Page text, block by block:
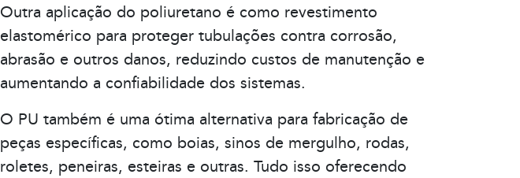
Outra aplicação do poliuretano é como revestimento
elastomérico para proteger tubulações contra corrosão,
abrasão e outros danos, reduzindo custos de manutenção e
aumentando a confiabilidade dos sistemas.
O PU também é uma ótima alternativa para fabricação de
peças específicas, como boias, sinos de mergulho, rodas,
roletes, peneiras, esteiras e outras. Tudo isso oferecendo